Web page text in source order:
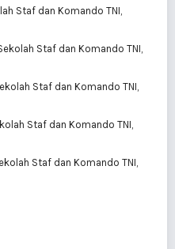
Staf dan Komando TNI,
Staf dan Komando TNI,
Staf dan Komando TNI,
Staf dan Komando TNI,
Staf dan Komando TNI,